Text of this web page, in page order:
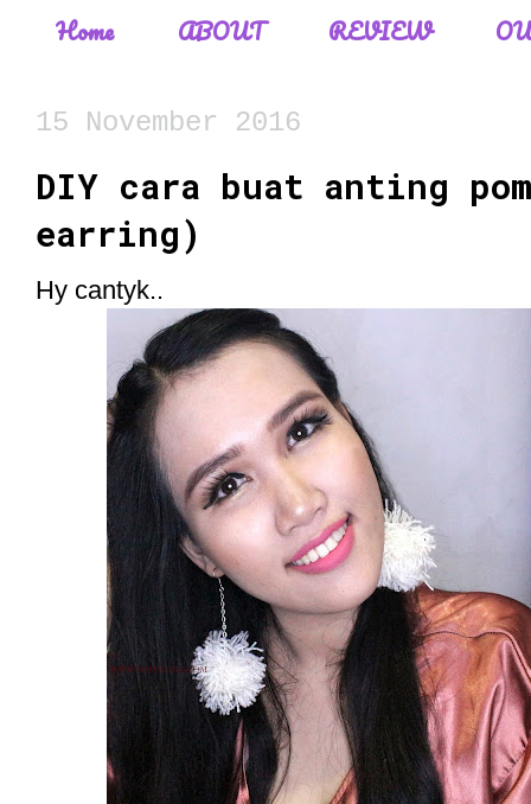
Home ABOUT REVIEW
15 November 2016
DIY cara buat anting
earring)
Hy cantyk..